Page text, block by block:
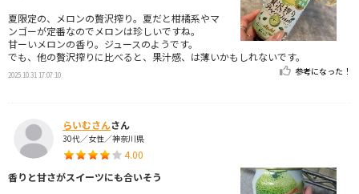
夏限定の、メロンの贅沢搾り。夏だと柑橘系やマ
ンゴーが定番なのでメロンは珍しいですね。
甘ーいメロンの香り。ジュースのようです。
でも、他の贅沢搾りに比べると、果汁感、は薄いかもしれないです。
2025.10.31 17:07:10 参考になった！
らいむさんさん
30代／女性／神奈川県
4.00
香りと甘さがスイーツにも合いそう